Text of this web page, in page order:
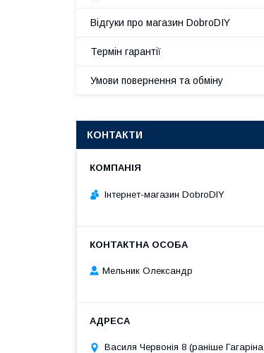
Відгуки про магазин DobroDIY
Термін гарантії
Умови повернення та обміну
КОНТАКТИ
Інтернет-магазин DobroDIY
Мельник Олександр
Василя Червонія 8 (раніше Гагаріна